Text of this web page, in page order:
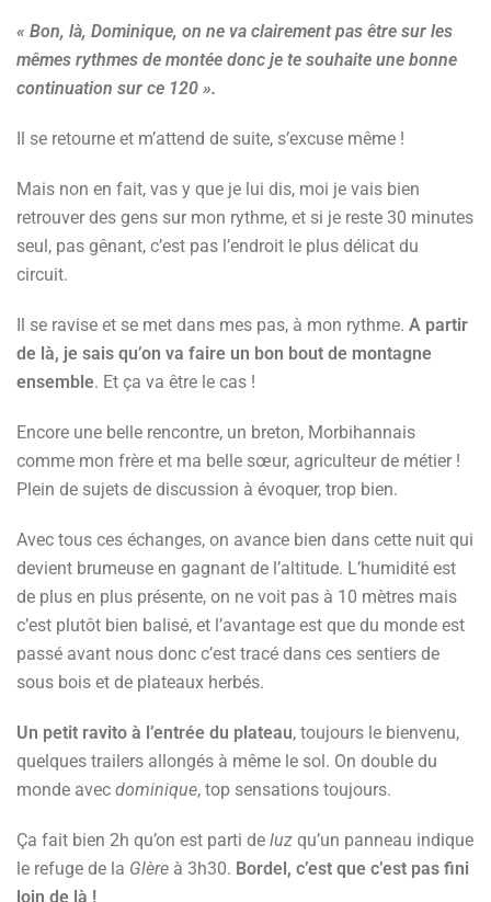
« Bon, là, Dominique, on ne va clairement pas être sur les
mêmes rythmes de montée donc je te souhaite une bonne
continuation sur ce 120 ».
Il se retourne et m’attend de suite, s’excuse même !
Mais non en fait, vas y que je lui dis, moi je vais bien
retrouver des gens sur mon rythme, et si je reste 30 minutes
seul, pas gênant, c’est pas l’endroit le plus délicat du
circuit.
Il se ravise et se met dans mes pas, à mon rythme. A partir
de là, je sais qu’on va faire un bon bout de montagne
ensemble. Et ça va être le cas !
Encore une belle rencontre, un breton, Morbihannais
comme mon frère et ma belle sœur, agriculteur de métier !
Plein de sujets de discussion à évoquer, trop bien.
Avec tous ces échanges, on avance bien dans cette nuit qui
devient brumeuse en gagnant de l’altitude. L’humidité est
de plus en plus présente, on ne voit pas à 10 mètres mais
c’est plutôt bien balisé, et l’avantage est que du monde est
passé avant nous donc c’est tracé dans ces sentiers de
sous bois et de plateaux herbés.
Un petit ravito à l’entrée du plateau, toujours le bienvenu,
quelques trailers allongés à même le sol. On double du
monde avec dominique, top sensations toujours.
Ça fait bien 2h qu’on est parti de luz qu’un panneau indique
le refuge de la Glère à 3h30. Bordel, c’est que c’est pas fini
loin de là !